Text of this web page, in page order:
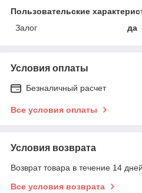
Пользовательские
Залог
да
Условия оплаты
Безналичный расчет
Все условия оплаты
Условия возврата
Возврат товара в течение 14
Все условия возврата